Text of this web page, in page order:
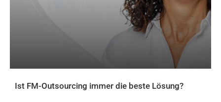
Ist FM-Outsourcing immer die beste Lösung?